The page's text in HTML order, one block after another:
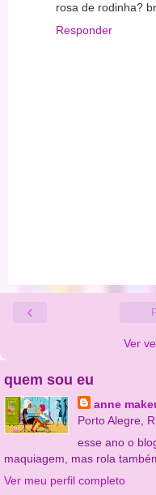
rosa de rodinha?
Responder
‹
Ver
quem sou eu
anne
Porto Alegre,
esse ano o
maquiagem, mas rola
Ver meu perfil completo